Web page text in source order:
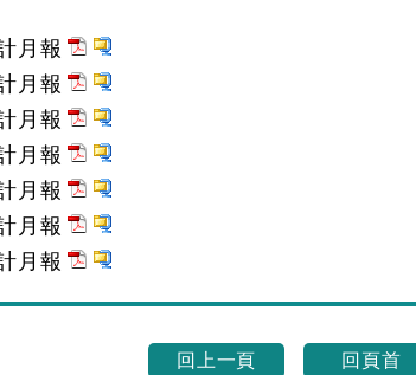
月報
月報
月報
月報
月報
月報
月報
回上一頁 回頁首